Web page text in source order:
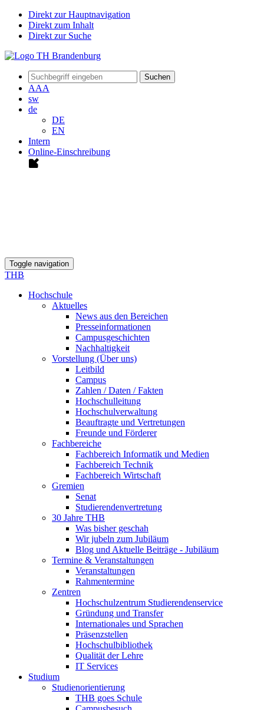
Direkt zur Hauptnavigation
Direkt zum Inhalt
Direkt zur Suche
Suchen
AAA
sw
de
DE
EN
Intern
Online-Einschreibung
Toggle navigation
THB
Hochschule
Aktuelles
News aus den Bereichen
Presseinformationen
Campusgeschichten
Nachhaltigkeit
Vorstellung (Über uns)
Leitbild
Campus
Zahlen / Daten / Fakten
Hochschulleitung
Hochschulverwaltung
Beauftragte und Vertretungen
Freunde und Förderer
Fachbereiche
Fachbereich Informatik und Medien
Fachbereich Technik
Fachbereich Wirtschaft
Gremien
Senat
Studierendenvertretung
30 Jahre THB
Was bisher geschah
Wir jubeln zum Jubiläum
Blog und Aktuelle Beiträge - Jubiläum
Termine & Veranstaltungen
Veranstaltungen
Rahmentermine
Zentren
Hochschulzentrum Studierendenservice
Gründung und Transfer
Internationales und Sprachen
Präsenzstellen
Hochschulbibliothek
Qualität der Lehre
IT Services
Studium
Studienorientierung
THB goes Schule